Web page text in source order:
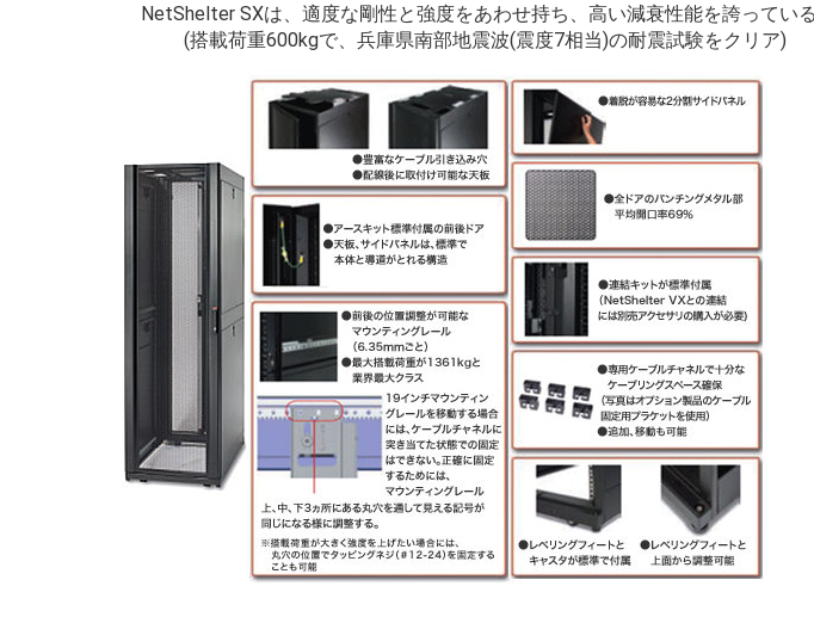
NetShelter SXは、適度な剛性と強度をあわせ持ち、高い減衰性能を誇っている
(搭載荷重600kgで、兵庫県南部地震波(震度7相当)の耐震試験をクリア)